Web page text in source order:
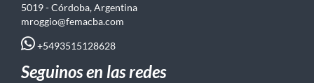
5019 - Córdoba, Argentina
mroggio@femacba.com
+5493515128628
Seguinos en las redes